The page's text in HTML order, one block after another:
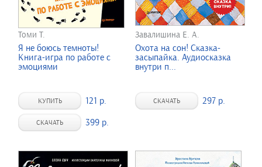
Томи Т.
Я не боюсь темноты!
Книга-игра по работе с
эмоциями
КУПИТЬ 121 р.
СКАЧАТЬ 399 р.
Завалишина Е. А.
Охота на сон! Сказка-
засыпайка. Аудиосказка
внутри п...
СКАЧАТЬ 297 р.